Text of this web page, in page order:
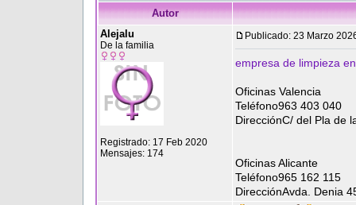
Autor
Alejalu
De la familia
Registrado: 17 Feb 2020
Mensajes: 174
Publicado: 23 Marzo
empresa de limpieza
Oficinas Valencia
Teléfono963 403 040
DirecciónC/ del Pla de
Oficinas Alicante
Teléfono965 162 115
DirecciónAvda. Denia